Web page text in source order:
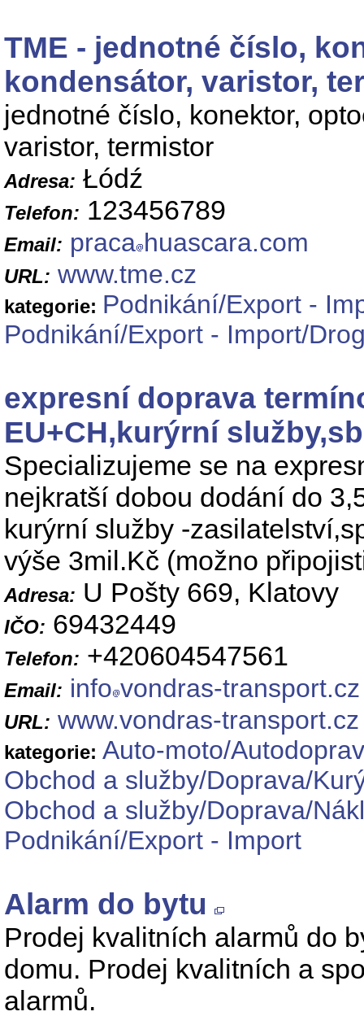
TME - jednotné číslo,
kondensátor, varistor,
jednotné číslo, konektor,
varistor, termistor
Adresa: Łódź
Telefon: 123456789
Email: praca huascara.com
URL: www.tme.cz
kategorie: Podnikání/Export -
Podnikání/Export - Import/
expresní doprava
EU+CH,kurýrní
Specializujeme se na
nejkratší dobou dodání do
kurýrní služby -
výše 3mil.Kč (možno
Adresa: U Pošty 669, Klatovy
IČO: 69432449
Telefon: +420604547561
Email: info vondras-transport.cz
URL: www.vondras-transport.cz
kategorie: Auto-moto/
Obchod a služby/Doprava/
Obchod a služby/Doprava/
Podnikání/Export - Import
Alarm do bytu
Prodej kvalitních alarmů do
domu. Prodej kvalitních a
alarmů.